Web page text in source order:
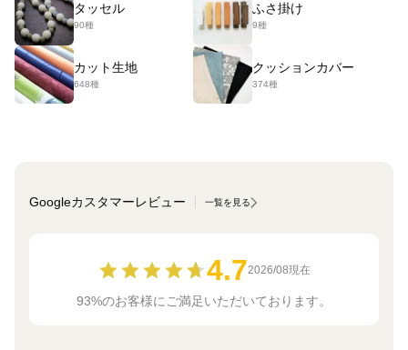
タッセル
90種
ふさ掛け
9種
カット生地
648種
クッションカバー
374種
Googleカスタマーレビュー 一覧を見る
4.72026/08現在
93%のお客様にご満足いただいております。